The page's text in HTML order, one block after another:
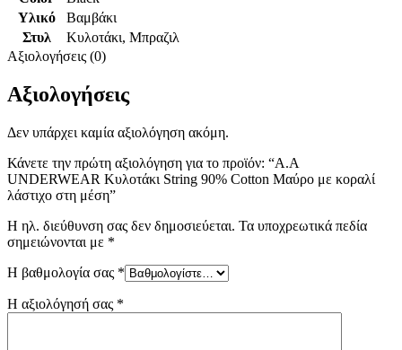
Υλικό
Βαμβάκι
Στυλ
Κυλοτάκι, Μπραζιλ
Αξιολογήσεις (0)
Αξιολογήσεις
Δεν υπάρχει καμία αξιολόγηση ακόμη.
Κάνετε την πρώτη αξιολόγηση για το προϊόν: “A.A
UNDERWEAR Κυλοτάκι String 90% Cotton Μαύρο με κοραλί
λάστιχο στη μέση”
Η ηλ. διεύθυνση σας δεν δημοσιεύεται. Τα υποχρεωτικά πεδία
σημειώνονται με *
Η βαθμολογία σας *
Η αξιολόγησή σας *